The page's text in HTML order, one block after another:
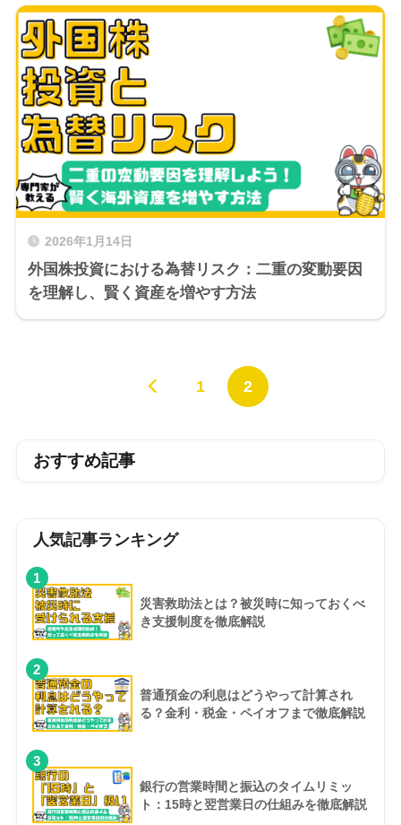
2026年1月14日
外国株投資における為替リスク：二重の変動要因
を理解し、賢く資産を増やす方法
1 2
おすすめ記事
人気記事ランキング
1
災害救助法とは？被災時に知っておくべ
き支援制度を徹底解説
2
普通預金の利息はどうやって計算され
る？金利・税金・ペイオフまで徹底解説
3
銀行の営業時間と振込のタイムリミッ
ト：15時と翌営業日の仕組みを徹底解説